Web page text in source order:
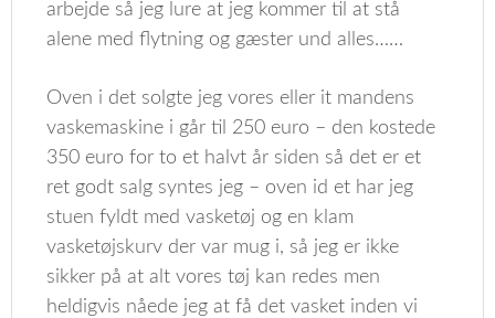
arbejde så jeg lure at jeg kommer til at stå
alene med flytning og gæster und alles……
Oven i det solgte jeg vores eller it mandens
vaskemaskine i går til 250 euro – den kostede
350 euro for to et halvt år siden så det er et
ret godt salg syntes jeg – oven id et har jeg
stuen fyldt med vasketøj og en klam
vasketøjskurv der var mug i, så jeg er ikke
sikker på at alt vores tøj kan redes men
heldigvis nåede jeg at få det vasket inden vi